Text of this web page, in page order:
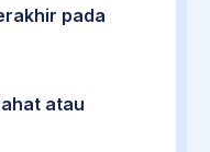
pada
atau